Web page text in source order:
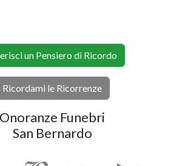
un Pensiero di Ricordo
Ricordami le Ricorrenze
Onoranze Funebri
San Bernardo